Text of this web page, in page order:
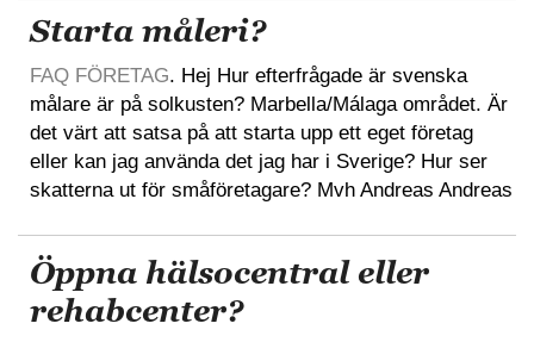
Starta måleri?
FAQ FÖRETAG. Hej Hur efterfrågade är svenska
målare är på solkusten? Marbella/Málaga området. Är
det värt att satsa på att starta upp ett eget företag
eller kan jag använda det jag har i Sverige? Hur ser
skatterna ut för småföretagare? Mvh Andreas Andreas
Öppna hälsocentral eller
rehabcenter?